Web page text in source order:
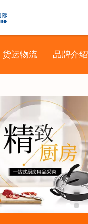
货运物流 品牌介绍